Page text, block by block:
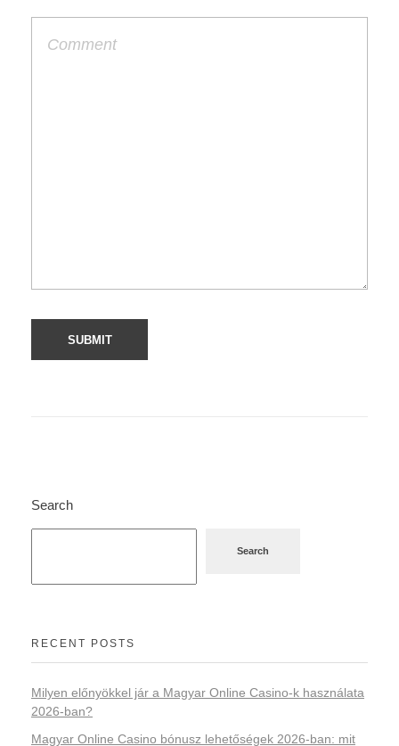
Search
Search
RECENT POSTS
Milyen előnyökkel jár a Magyar Online Casino-k használata
2026-ban?
Magyar Online Casino bónusz lehetőségek 2026-ban: mit